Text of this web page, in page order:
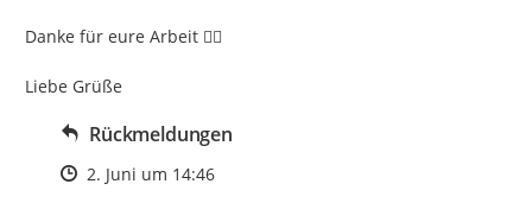
Danke für eure Arbeit 👍🏻
Liebe Grüße
Rückmeldungen
Zeitpunkt des Erstellens
2. Juni um 14:46